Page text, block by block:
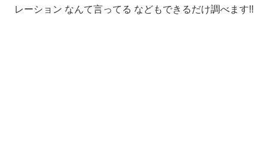
レーション なんて言ってる などもできるだけ調べます!!